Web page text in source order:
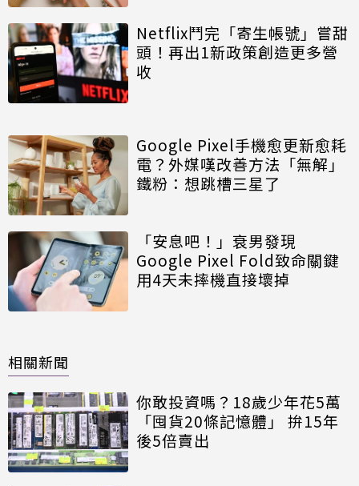
Netflix鬥完「寄生帳號」嘗甜
頭！再出1新政策創造更多營
收
Google Pixel手機愈更新愈耗
電？外媒嘆改善方法「無解」
鐵粉：想跳槽三星了
「安息吧！」衰男發現
Google Pixel Fold致命關鍵
用4天未摔機直接壞掉
相關新聞
你敢投資嗎？18歲少年花5萬
「囤貨20條記憶體」 拚15年
後5倍賣出